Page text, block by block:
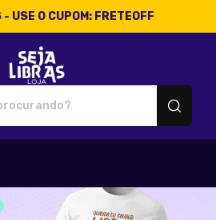
- USE O CUPOM: FRETEOFF